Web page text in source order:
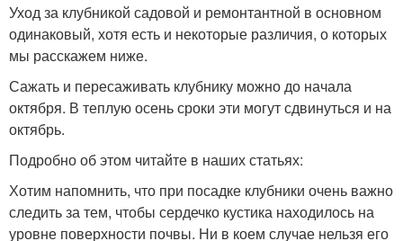
Уход за клубникой садовой и ремонтантной в основном
одинаковый, хотя есть и некоторые различия, о которых
мы расскажем ниже.
Сажать и пересаживать клубнику можно до начала
октября. В теплую осень сроки эти могут сдвинуться и на
октябрь.
Подробно об этом читайте в наших статьях:
Хотим напомнить, что при посадке клубники очень важно
следить за тем, чтобы сердечко кустика находилось на
уровне поверхности почвы. Ни в коем случае нельзя его